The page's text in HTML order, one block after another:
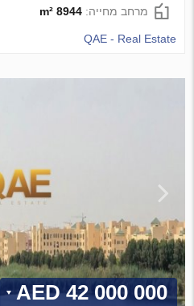
מרחב מחייה:8944 m²
QAE - Real Estate
42 000 000 AED